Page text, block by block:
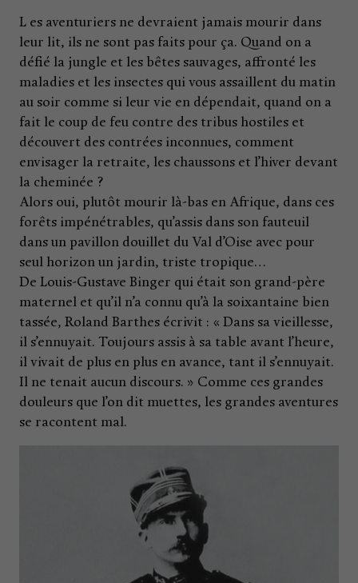
L es aventuriers ne devraient jamais mourir dans
leur lit, ils ne sont pas faits pour ça. Quand on a
défié la jungle et les bêtes sauvages, affronté les
maladies et les insectes qui vous assaillent du matin
au soir comme si leur vie en dépendait, quand on a
fait le coup de feu contre des tribus hostiles et
découvert des contrées inconnues, comment
envisager la retraite, les chaussons et l’hiver devant
la cheminée ?
Alors oui, plutôt mourir là-bas en Afrique, dans ces
forêts impénétrables, qu’assis dans son fauteuil
dans un pavillon douillet du Val d’Oise avec pour
seul horizon un jardin, triste tropique…
De Louis-Gustave Binger qui était son grand-père
maternel et qu’il n’a connu qu’à la soixantaine bien
tassée, Roland Barthes écrivit : « Dans sa vieillesse,
il s’ennuyait. Toujours assis à sa table avant l’heure,
il vivait de plus en plus en avance, tant il s’ennuyait.
Il ne tenait aucun discours. » Comme ces grandes
douleurs que l’on dit muettes, les grandes aventures
se racontent mal.